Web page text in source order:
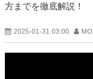
方までを徹底解説！
2025-01-31 03:00